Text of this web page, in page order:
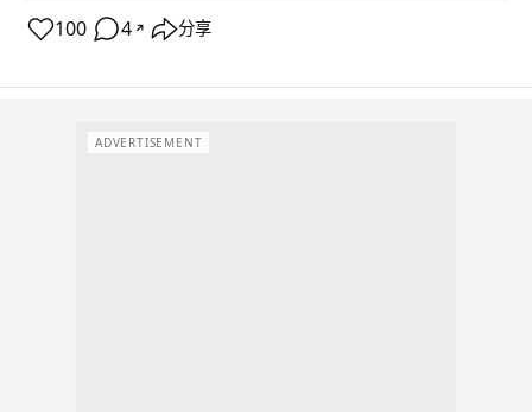
100 4 ↗ 分享
ADVERTISEMENT